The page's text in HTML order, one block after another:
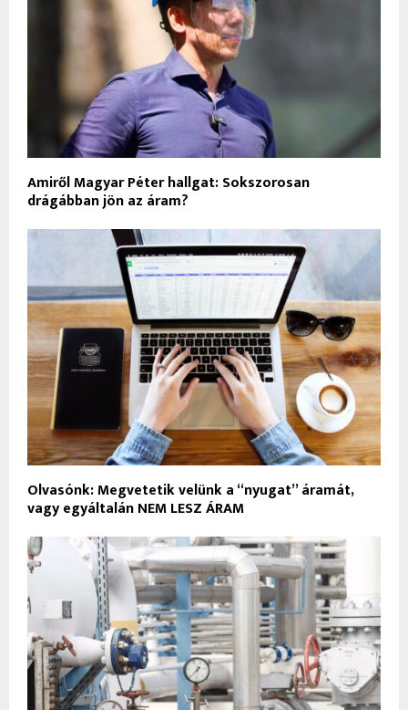
Amiről Magyar Péter hallgat: Sokszorosan
drágábban jön az áram?
Olvasónk: Megvetetik velünk a “nyugat” áramát,
vagy egyáltalán NEM LESZ ÁRAM